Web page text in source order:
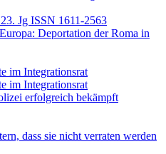
Jg ISSN 1611-2563
Deportation der Roma in
im Integrationsrat
im Integrationsrat
erfolgreich bekämpft
dass sie nicht verraten werden